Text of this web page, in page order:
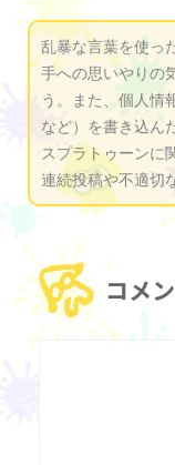
乱暴な言葉を使っ
手への思いやりの
う。また、個人情
など）を書き込ん
スプラトゥーンに
連続投稿や不適切
コメ